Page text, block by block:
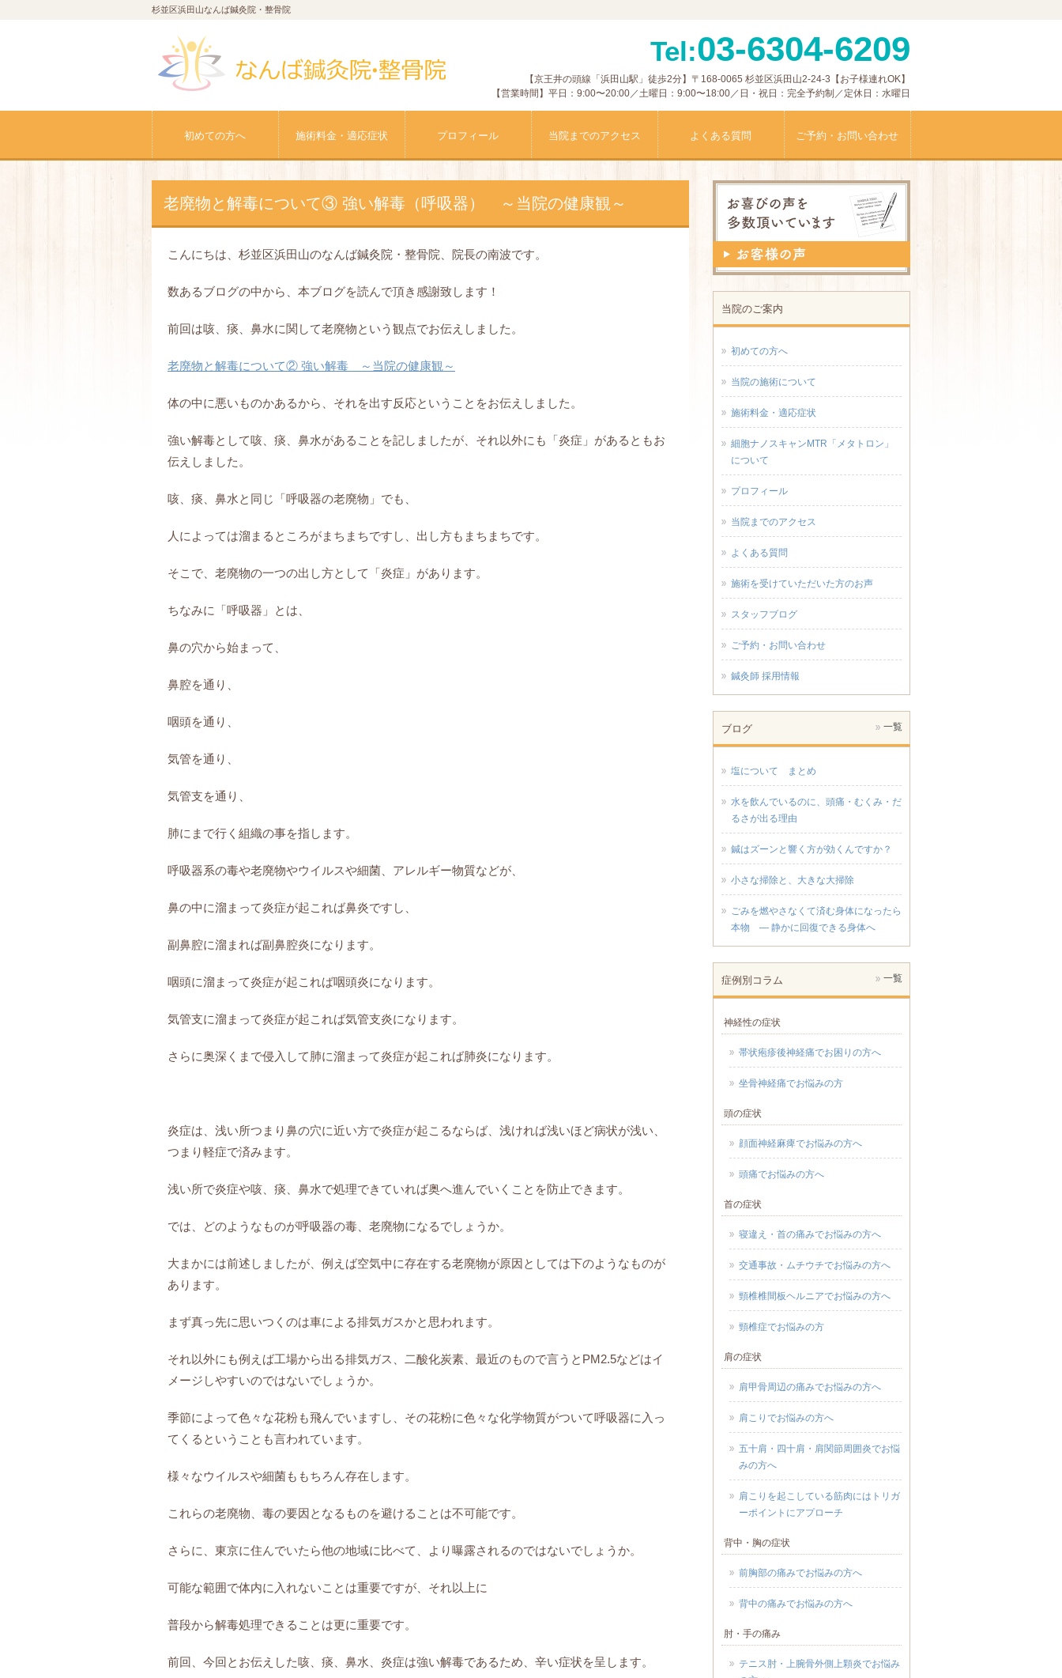
杉並区浜田山なんば鍼灸院・整骨院
Tel:03-6304-6209
【京王井の頭線「浜田山駅」徒歩2分】〒168-0065 杉並区浜田山2-24-3【お子様連れOK】
【営業時間】平日：9:00〜20:00／土曜日：9:00〜18:00／日・祝日：完全予約制／定休日：水曜日
初めての方へ 施術料金・適応症状 プロフィール 当院までのアクセス よくある質問 ご予約・お問い合わせ
老廃物と解毒について③ 強い解毒（呼吸器） ～当院の健康観～
こんにちは、杉並区浜田山のなんば鍼灸院・整骨院、院長の南波です。
数あるブログの中から、本ブログを読んで頂き感謝致します！
前回は咳、痰、鼻水に関して老廃物という観点でお伝えしました。
老廃物と解毒について② 強い解毒 ～当院の健康観～
体の中に悪いものかあるから、 それを出す反応ということをお伝えしました。
強い解毒として咳、痰、鼻水があることを記しましたが、 それ以外にも「炎症」があるともお
伝えしました。
咳、痰、鼻水と同じ「呼吸器の老廃物」でも、
人によっては溜まるところがまちまちですし、 出し方もまちまちです。
そこで、老廃物の一つの出し方として「炎症」 があります。
ちなみに「呼吸器」とは、
鼻の穴から始まって、
鼻腔を通り、
咽頭を通り、
気管を通り、
気管支を通り、
肺にまで行く組織の事を指します。
呼吸器系の毒や老廃物やウイルスや細菌、アレルギー物質などが、
鼻の中に溜まって炎症が起これば鼻炎ですし、
副鼻腔に溜まれば副鼻腔炎になります。
咽頭に溜まって炎症が起これば咽頭炎になります。
気管支に溜まって炎症が起これば気管支炎になります。
さらに奥深くまで侵入して肺に溜まって炎症が起これば肺炎になり ます。
炎症は、浅い所つまり鼻の穴に近い方で炎症が起こるならば、 浅ければ浅いほど病状が浅い、
つまり軽症で済みます。
浅い所で炎症や咳、痰、 鼻水で処理できていれば奥へ進んでいくことを防止できます。
では、どのようなものが呼吸器の毒、老廃物になるでしょうか。
大まかには前述しましたが、 例えば空気中に存在する老廃物が原因としては下のようなものが
あ ります。
まず真っ先に思いつくのは車による排気ガスかと思われます。
それ以外にも例えば工場から出る排気ガス、二酸化炭素、 最近のもので言うとPM2.5などはイ
メージしやすいのではないでしょうか。
季節によって色々な花粉も飛んでいますし、 その花粉に色々な化学物質がついて呼吸器に入っ
てくるという ことも言われています。
様々なウイルスや細菌ももちろん存在します。
これらの老廃物、 毒の要因となるものを避けることは不可能です。
さらに、東京に住んでいたら他の地域に比べて、 より曝露されるのではないでしょうか。
可能な範囲で体内に入れないことは重要ですが、 それ以上に
普段から解毒処理できることは更に重要です。
前回、今回とお伝えした咳、痰、鼻水、炎症は強い解毒であるため、 辛い症状を呈します。
当院のご案内
初めての方へ
当院の施術について
施術料金・適応症状
細胞ナノスキャンMTR「メタトロン」
について
プロフィール
当院までのアクセス
よくある質問
施術を受けていただいた方のお声
スタッフブログ
ご予約・お問い合わせ
鍼灸師 採用情報
ブログ 一覧
塩について まとめ
水を飲んでいるのに、頭痛・むくみ・だ
るさが出る理由
鍼はズーンと響く方が効くんですか？
小さな掃除と、大きな大掃除
ごみを燃やさなくて済む身体になったら
本物 ― 静かに回復できる身体へ
症例別コラム 一覧
神経性の症状
帯状疱疹後神経痛でお困りの方へ
坐骨神経痛でお悩みの方
頭の症状
顔面神経麻痺でお悩みの方へ
頭痛でお悩みの方へ
首の症状
寝違え・首の痛みでお悩みの方へ
交通事故・ムチウチでお悩みの方へ
頸椎椎間板ヘルニアでお悩みの方へ
頸椎症でお悩みの方
肩の症状
肩甲骨周辺の痛みでお悩みの方へ
肩こりでお悩みの方へ
五十肩・四十肩・肩関節周囲炎でお悩
みの方へ
肩こりを起こしている筋肉にはトリガ
ーポイントにアプローチ
背中・胸の症状
前胸部の痛みでお悩みの方へ
背中の痛みでお悩みの方へ
肘・手の痛み
テニス肘・上腕骨外側上顆炎でお悩み